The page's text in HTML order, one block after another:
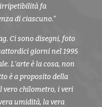
fa
di ciascuno.”
Ci sono disegni, foto
giorni nel 1995
L’arte è la cosa, non
è a proposito della
vero chilometro, i veri
umidità, la vera